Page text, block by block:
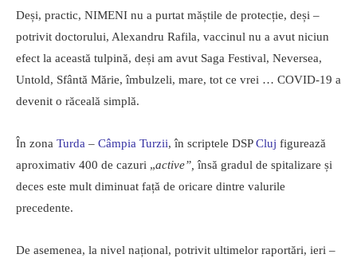
Deși, practic, NIMENI nu a purtat măștile de protecție, deși –
potrivit doctorului, Alexandru Rafila, vaccinul nu a avut niciun
efect la această tulpină, deși am avut Saga Festival, Neversea,
Untold, Sfântă Mărie, îmbulzeli, mare, tot ce vrei … COVID-19 a
devenit o răceală simplă.
În zona Turda – Câmpia Turzii, în scriptele DSPCluj figurează
aproximativ 400 de cazuri „active”,însă gradul de spitalizare și
deces este mult diminuat față de oricare dintre valurile
precedente.
De asemenea, la nivel național, potrivit ultimelor raportări, ieri –